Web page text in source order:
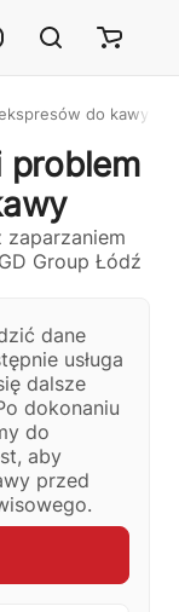
Łódź i cała Polska
do kawy w
problem
dane
usługa
dalsze
dokonaniu
do
aby
przed
naprawa, części
do naprawy?
nie działa